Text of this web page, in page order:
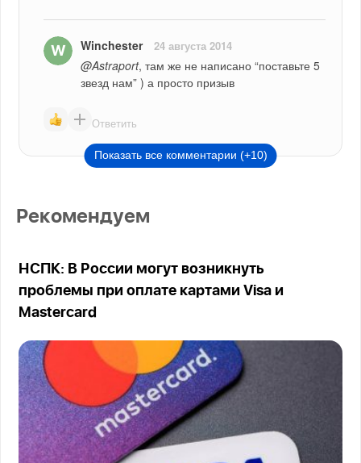
Winchester 24 августа 2014
@Astraport, там же не написано “поставьте 5
звезд нам” ) а просто призыв
Ответить
Показать все комментарии (+10)
Рекомендуем
НСПК: В России могут возникнуть
проблемы при оплате картами Visa и
Mastercard